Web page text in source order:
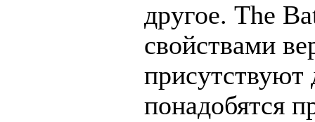
другое. The
свойствами
понадобятся